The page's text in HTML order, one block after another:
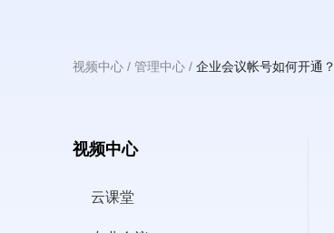
主
面
视频中心 管理中心 企业会议帐号如何开通？
视频中心
云课堂